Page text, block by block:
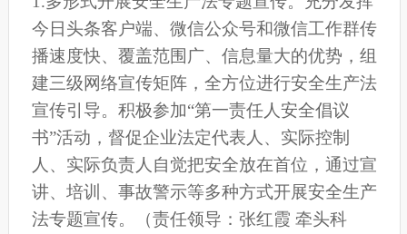
今日头条客户端、微信公众号和微信工作群传
播速度快、覆盖范围广、信息量大的优势，组
建三级网络宣传矩阵，全方位进行安全生产法
宣传引导。积极参加“第一责任人安全倡议
书”活动，督促企业法定代表人、实际控制
人、实际负责人自觉把安全放在首位，通过宣
讲、培训、事故警示等多种方式开展安全生产
法专题宣传。（责任领导：张红霞 牵头科